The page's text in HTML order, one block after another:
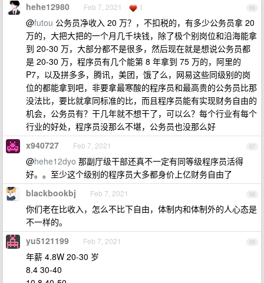
96
hehe12980 Feb 7, 2021 1
@futou 公务员净收入 20 万？，不扣税的，有多少公务员拿 20
万的，大把大把的一个月几千块钱，除了极个别岗位和沿海能拿
到 20-30 万，大部分都不是很多，然后现在就是想说公务员都
是 20-30 万，程序员有几个能第 8 年拿到 75 万的，阿里的
P7，以及拼多多，腾讯，美团，饿了么，网易这些同级别的岗
位的都能拿到吧，非要拿最寒酸的程序员和最高贵的公务员比那
没法比，要比就拿同标准的比，而且程序员能有实现财务自由的
机会，公务员有？干几年就不想干了，可以么？每个行业有每个
行业的好处，程序员没那么不堪，公务员也没那么好
97
x940727 Feb 7, 2021
@hehe12dyo 那副厅级干部还真不一定有同等级程序员活得
好。。至少这个级别的程序员大多都身价上亿财务自由了
98
blackbookbj Feb 7, 2021
你们老在比收入，怎么不比下自由，体制内和体制外的人心态是
不一样的。
99
yu5121199 Feb 7, 2021
年薪 4.8W 20-30 岁
8.4 30-40